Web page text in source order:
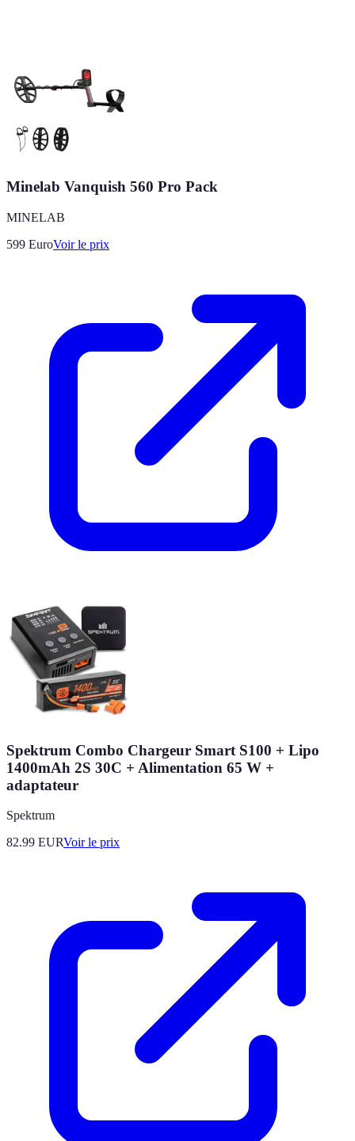
Minelab Vanquish 560 Pro Pack
MINELAB
599 EuroVoir le prix
Spektrum Combo Chargeur Smart S100 + Lipo
1400mAh 2S 30C + Alimentation 65 W +
adaptateur
Spektrum
82.99 EURVoir le prix